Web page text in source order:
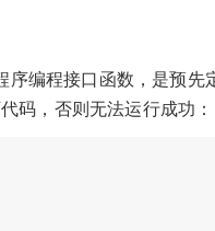
编程接口函数，是预先
码，否则无法运行成功：